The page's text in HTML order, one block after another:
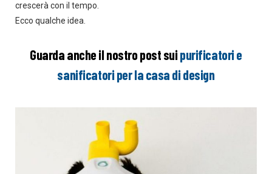
crescerà con il tempo.
Ecco qualche idea.
Guarda anche il nostro post suipurificatori e
sanificatori per la casa di design